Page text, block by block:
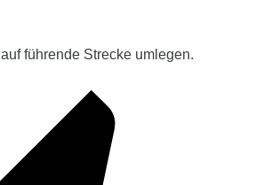
führende Strecke umlegen.